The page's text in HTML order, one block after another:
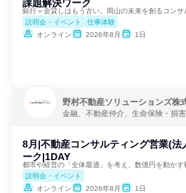
課題解決ワーク
説明会・イベント
仕事体験
オンライン
2026年8月 1日
野村不動産ソリューションズ株
金融、不動産仲介、生命保険・損
8月|不動産コンサルティング営業(法
ーク|1DAY
説明会・イベント
オンライン
2026年8月 1日